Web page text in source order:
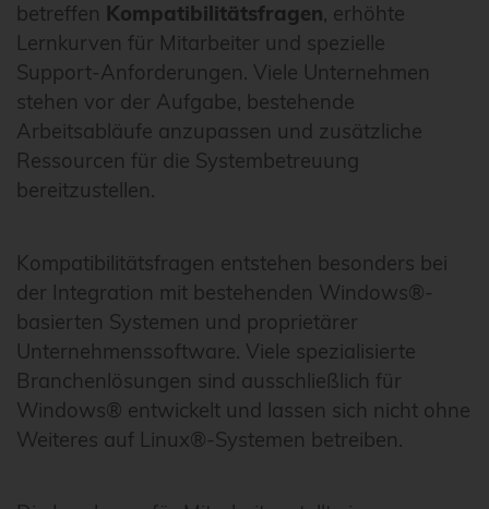
betreffen Kompatibilitätsfragen, erhöhte
Lernkurven für Mitarbeiter und spezielle
Support-Anforderungen. Viele Unternehmen
stehen vor der Aufgabe, bestehende
Arbeitsabläufe anzupassen und zusätzliche
Ressourcen für die Systembetreuung
bereitzustellen.
Kompatibilitätsfragen entstehen besonders bei
der Integration mit bestehenden Windows®-
basierten Systemen und proprietärer
Unternehmenssoftware. Viele spezialisierte
Branchenlösungen sind ausschließlich für
Windows® entwickelt und lassen sich nicht ohne
Weiteres auf Linux®-Systemen betreiben.